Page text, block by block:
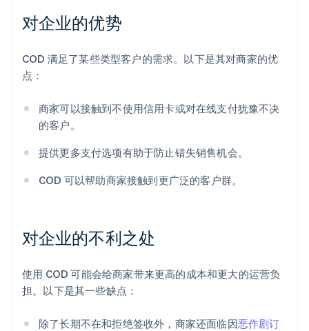
对企业的优势
COD 满足了某些类型客户的需求。以下是其对商家的优
点：
商家可以接触到不使用信用卡或对在线支付犹豫不决
的客户。
提供更多支付选项有助于防止错失销售机会。
COD 可以帮助商家接触到更广泛的客户群。
对企业的不利之处
使用 COD 可能会给商家带来更高的成本和更大的运营负
担。以下是其一些缺点：
除了长期不在和拒绝签收外，商家还面临因恶作剧订